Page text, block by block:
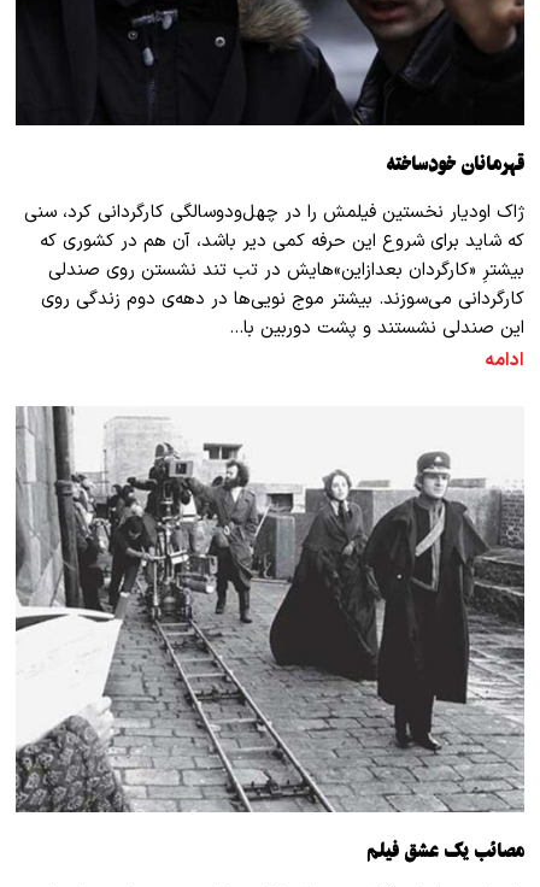
قهرمانان خودساخته
ژاک اودیار نخستین فیلمش را در چهل‌ودوسالگی کارگردانی کرد، سنی
که شاید برای شروع این حرفه کمی دیر باشد، آن هم در کشوری که
بیشترِ «کارگردان ‌بعدازاین»‌هایش در تب تند نشستن روی صندلی
کارگردانی می‌سوزند. بیشتر موج نویی‌ها در دهه‌ی دوم زندگی روی
این صندلی نشستند و پشت دوربین با…
ادامه
مصائب یک عشق فیلم